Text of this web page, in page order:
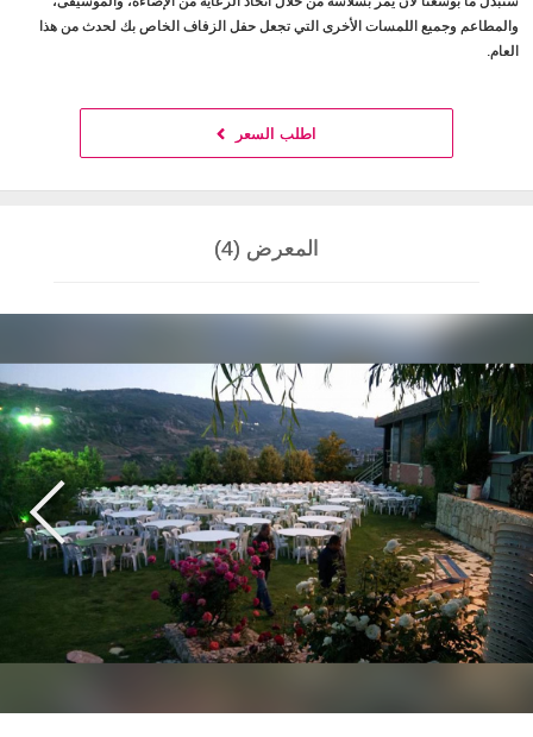
والمطاعم وجميع اللمسات الأخرى التي تجعل حفل الزفاف الخاص بك لحدث من هذا
العام.
اطلب السعر
المعرض (4)